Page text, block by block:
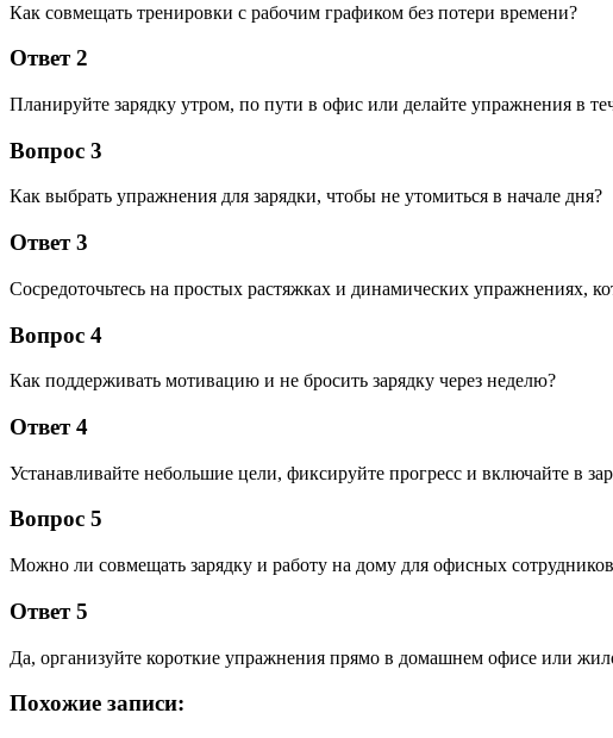
Как совмещать тренировки с рабочим графиком без потери времени?
Ответ 2
Планируйте зарядку утром, по пути в офис или делайте упражнения в
Вопрос 3
Как выбрать упражнения для зарядки, чтобы не утомиться в начале дня?
Ответ 3
Сосредоточьтесь на простых растяжках и динамических упражнениях,
Вопрос 4
Как поддерживать мотивацию и не бросить зарядку через неделю?
Ответ 4
Устанавливайте небольшие цели, фиксируйте прогресс и включайте в
Вопрос 5
Можно ли совмещать зарядку и работу на дому для офисных
Ответ 5
Да, организуйте короткие упражнения прямо в домашнем офисе или
Похожие записи: